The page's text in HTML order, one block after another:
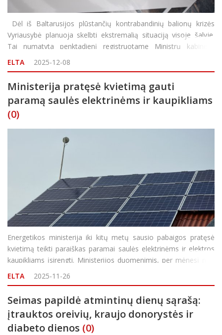
Dėl iš Baltarusijos plūstančių kontrabandinių balionų krizės
Vyriausybė planuoja skelbti ekstremalią situaciją visoje šalyje.
Tai numatyta penktadienį registruotame Ministrų kabineto
nutarimo projekte. Sprendimą Vyriausybė turėtų priimti šią
savaitę. Kaip teigiama nutari
ELTA 2025-12-08
Ministerija pratęsė kvietimą gauti
paramą saulės elektrinėms ir kaupikliams
(0)
Energetikos ministerija iki kitų metų sausio pabaigos pratęsė
kvietimą teikti paraiškas paramai saulės elektrinėms ir elektros
kaupikliams įsirengti. Ministerijos duomenimis, per mėnesį nuo
kvietimo paskelbimo gyventojai pateikė paraiškų už 3,2 mln.
eurų, o kompleksinei priemonei
ELTA 2025-11-26
Seimas papildė atmintinų dienų sąrašą:
įtrauktos oreivių, kraujo donorystės ir
diabeto dienos (0)